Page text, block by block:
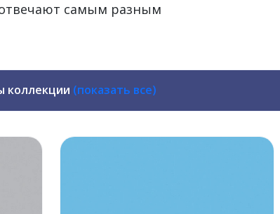
самым разным
коллекции (показать все)